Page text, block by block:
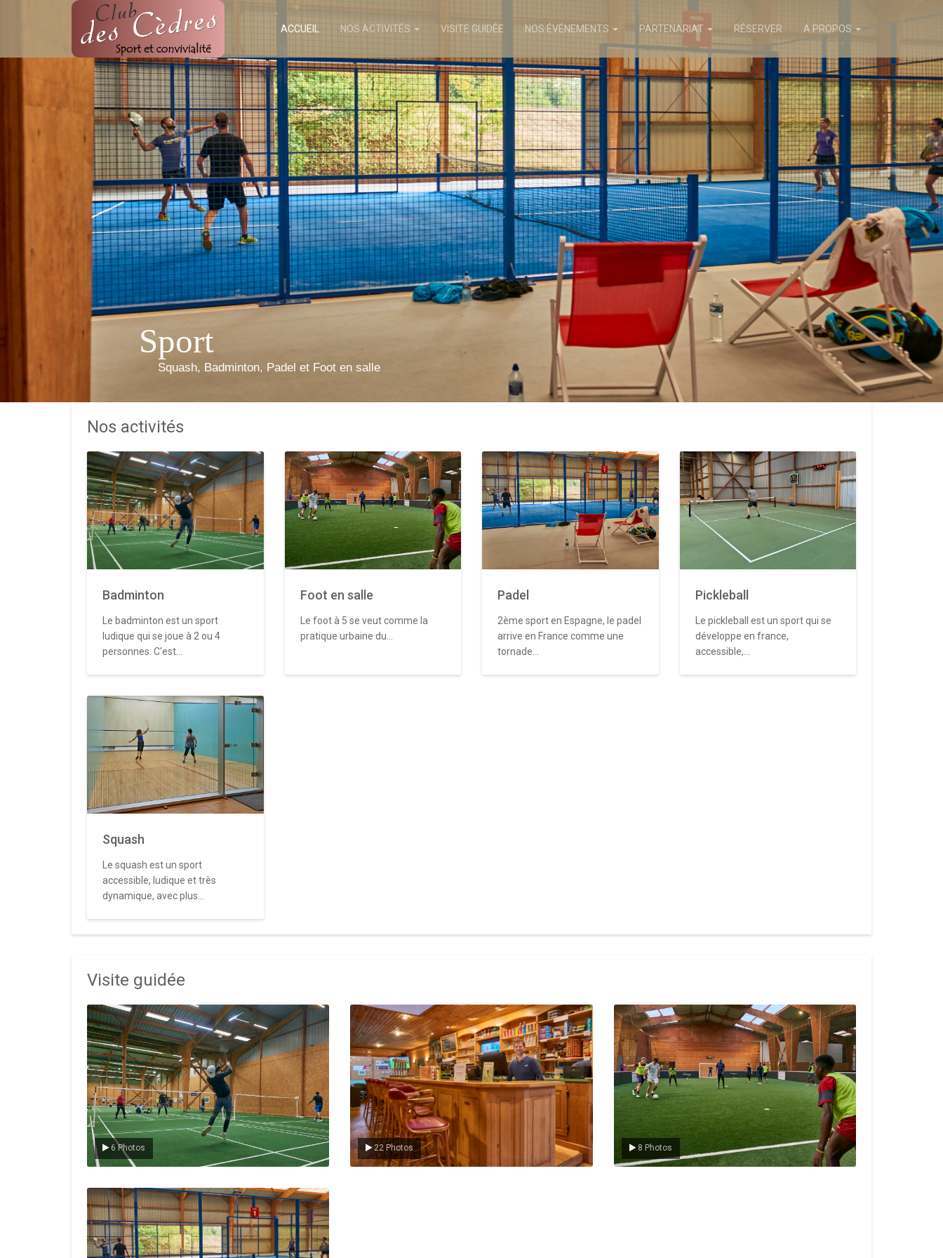
ACCUEIL NOS ACTIVITÉS VISITE GUIDÉE NOS ÉVÉNEMENTS PARTENARIAT RÉSERVER A PROPOS
Sport
Squash, Badminton, Padel et Foot en salle
Nos activités
Badminton
Le badminton est un sport
ludique qui se joue à 2 ou 4
personnes. C'est...
Foot en salle
Le foot à 5 se veut comme la
pratique urbaine du...
Padel
2ème sport en Espagne, le padel
arrive en France comme une
tornade...
Pickleball
Le pickleball est un sport qui se
développe en france,
accessible,...
Squash
Le squash est un sport
accessible, ludique et très
dynamique, avec plus...
Visite guidée
6 Photos
Le badminton
22 Photos
Le Club
8 Photos
Le foot en salle
Le padel